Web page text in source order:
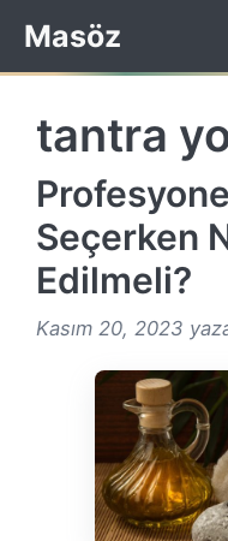
İçeriğe
atla
Masöz
tantra
Seçerken
Edilmeli?
Kasım 20, 2023